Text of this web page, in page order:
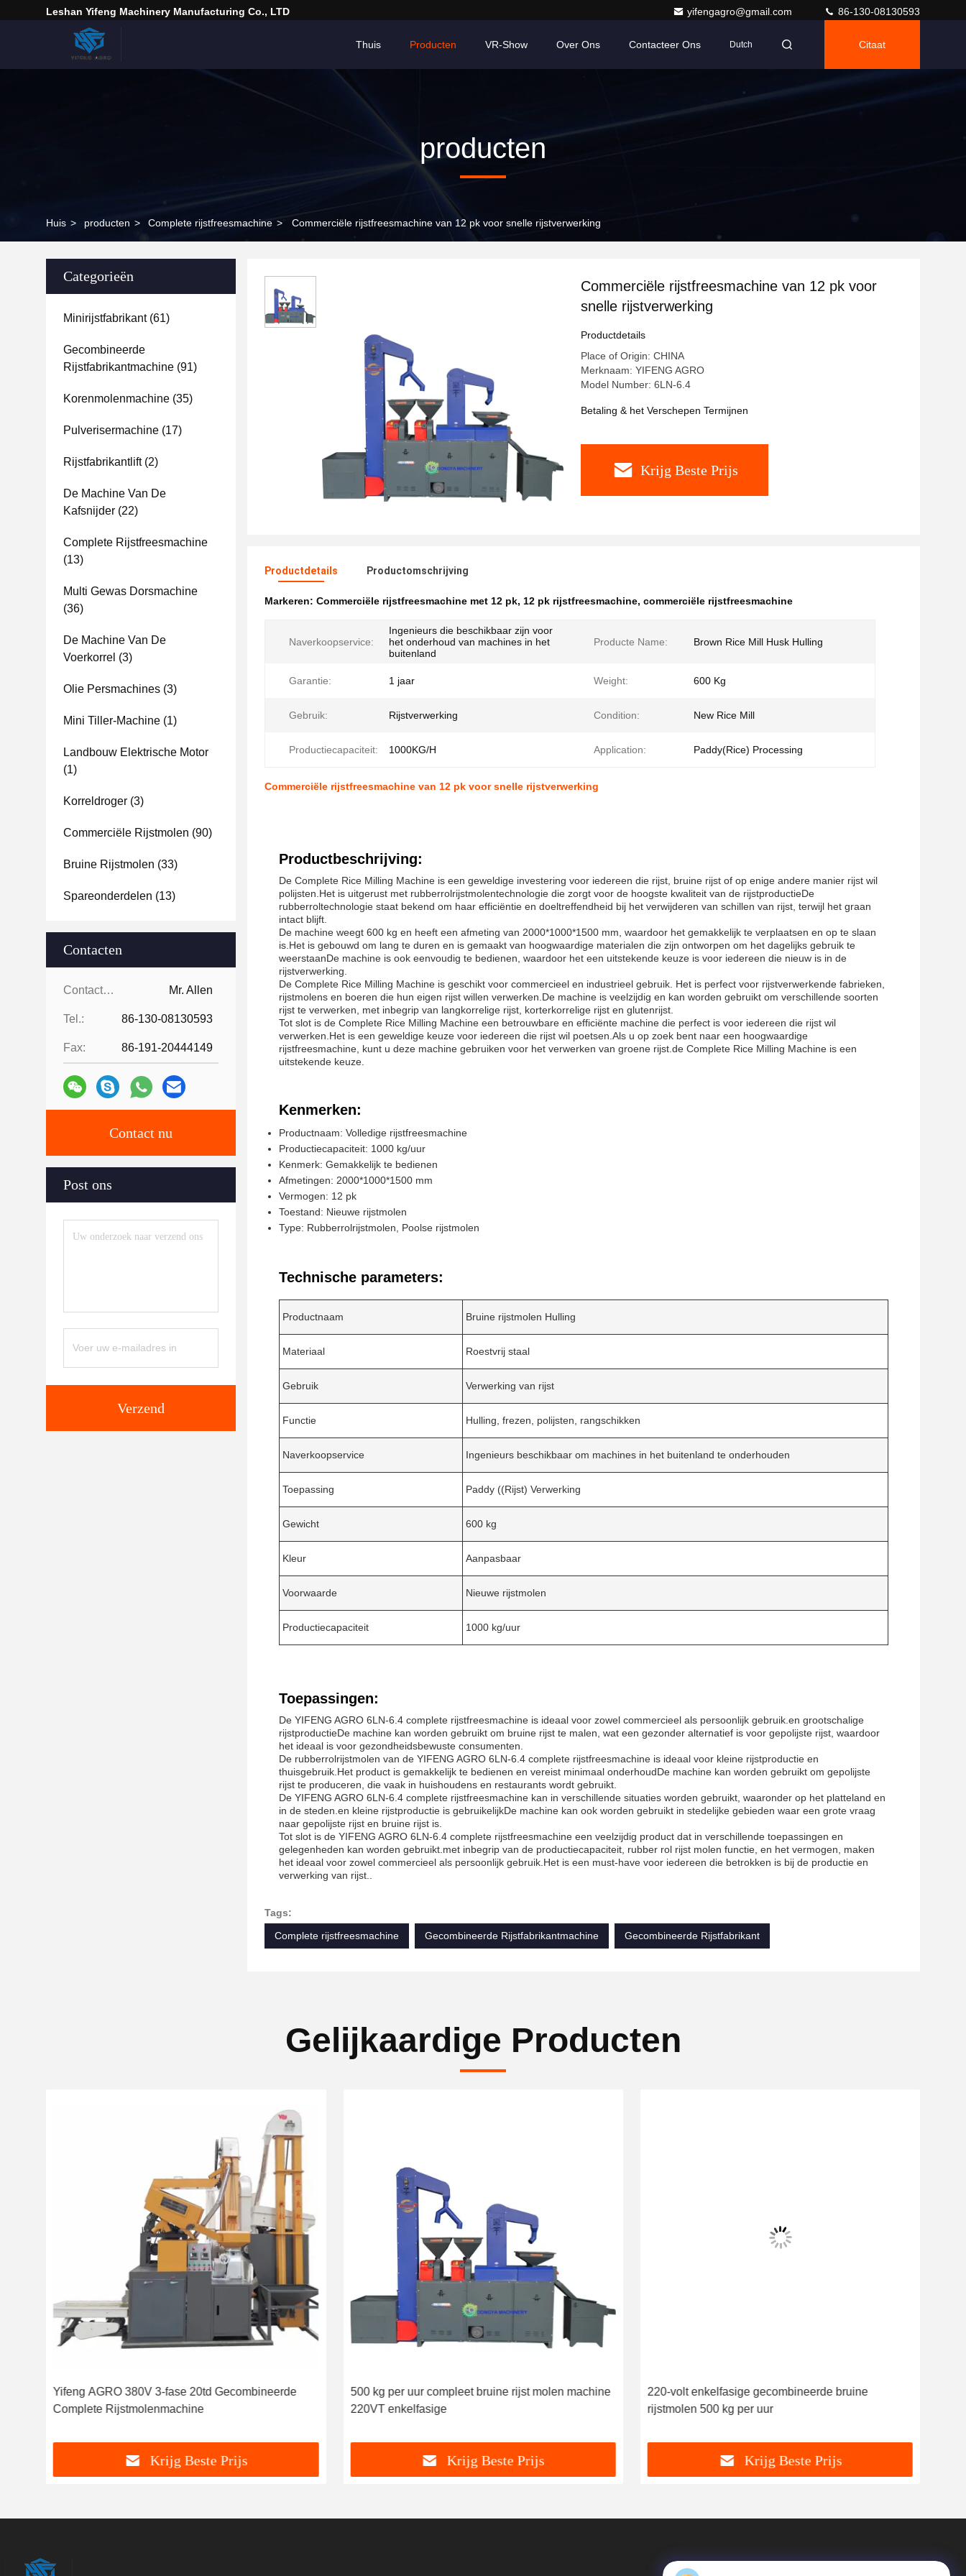
Leshan Yifeng Machinery Manufacturing Co., LTD yifengagro@gmail.com 86-130-08130593
Thuis Producten VR-Show Over Ons Contacteer Ons Dutch Citaat
producten
Huis > producten > Complete rijstfreesmachine > Commerciële rijstfreesmachine van 12 pk voor snelle rijstverwerking
Categorieën
Minirijstfabrikant(61)
Gecombineerde
Rijstfabrikantmachine (91)
Korenmolenmachine (35)
Pulverisermachine (17)
Rijstfabrikantlift(2)
De Machine Van De
Kafsnijder (22)
Complete Rijstfreesmachine
(13)
Multi Gewas Dorsmachine
(36)
De Machine Van De
Voerkorrel (3)
Olie Persmachines (3)
Mini Tiller-Machine (1)
Landbouw Elektrische Motor
(1)
Korreldroger (3)
Commerciële Rijstmolen (90)
Bruine Rijstmolen (33)
Spareonderdelen (13)
Contacten
Contacten: Mr. Allen
Tel.: 86-130-08130593
Fax: 86-191-20444149
Contact nu
Post ons
Verzend
Commerciële rijstfreesmachine van 12 pk voor
snelle rijstverwerking
Productdetails
Place of Origin: CHINA
Merknaam: YIFENG AGRO
Model Number: 6LN-6.4
Betaling & het Verschepen Termijnen
Krijg Beste Prijs
Productdetails Productomschrijving
Markeren: Commerciële rijstfreesmachine met 12 pk, 12 pk rijstfreesmachine, commerciële rijstfreesmachine
Naverkoopservice:
Ingenieurs die beschikbaar zijn voor
het onderhoud van machines in het
buitenland
Producte Name: Brown Rice Mill Husk Hulling
Garantie: 1 jaar Weight: 600 Kg
Gebruik: Rijstverwerking Condition: New Rice Mill
Productiecapaciteit: 1000KG/H Application: Paddy(Rice) Processing
Commerciële rijstfreesmachine van 12 pk voor snelle rijstverwerking
Productbeschrijving:
De Complete Rice Milling Machine is een geweldige investering voor iedereen die rijst, bruine rijst of op enige andere manier rijst wil
polijsten.Het is uitgerust met rubberrolrijstmolentechnologie die zorgt voor de hoogste kwaliteit van de rijstproductieDe
rubberroltechnologie staat bekend om haar efficiëntie en doeltreffendheid bij het verwijderen van schillen van rijst, terwijl het graan
intact blijft.
De machine weegt 600 kg en heeft een afmeting van 2000*1000*1500 mm, waardoor het gemakkelijk te verplaatsen en op te slaan
is.Het is gebouwd om lang te duren en is gemaakt van hoogwaardige materialen die zijn ontworpen om het dagelijks gebruik te
weerstaanDe machine is ook eenvoudig te bedienen, waardoor het een uitstekende keuze is voor iedereen die nieuw is in de
rijstverwerking.
De Complete Rice Milling Machine is geschikt voor commercieel en industrieel gebruik. Het is perfect voor rijstverwerkende fabrieken,
rijstmolens en boeren die hun eigen rijst willen verwerken.De machine is veelzijdig en kan worden gebruikt om verschillende soorten
rijst te verwerken, met inbegrip van langkorrelige rijst, korterkorrelige rijst en glutenrijst.
Tot slot is de Complete Rice Milling Machine een betrouwbare en efficiënte machine die perfect is voor iedereen die rijst wil
verwerken.Het is een geweldige keuze voor iedereen die rijst wil poetsen.Als u op zoek bent naar een hoogwaardige
rijstfreesmachine, kunt u deze machine gebruiken voor het verwerken van groene rijst.de Complete Rice Milling Machine is een
uitstekende keuze.
Kenmerken:
Productnaam: Volledige rijstfreesmachine
Productiecapaciteit: 1000 kg/uur
Kenmerk: Gemakkelijk te bedienen
Afmetingen: 2000*1000*1500 mm
Vermogen: 12 pk
Toestand: Nieuwe rijstmolen
Type: Rubberrolrijstmolen, Poolse rijstmolen
Technische parameters:
Productnaam Bruine rijstmolen Hulling
Materiaal Roestvrij staal
Gebruik Verwerking van rijst
Functie Hulling, frezen, polijsten, rangschikken
Naverkoopservice Ingenieurs beschikbaar om machines in het buitenland te onderhouden
Toepassing Paddy ((Rijst) Verwerking
Gewicht 600 kg
Kleur Aanpasbaar
Voorwaarde Nieuwe rijstmolen
Productiecapaciteit 1000 kg/uur
Toepassingen:
De YIFENG AGRO 6LN-6.4 complete rijstfreesmachine is ideaal voor zowel commercieel als persoonlijk gebruik.en grootschalige
rijstproductieDe machine kan worden gebruikt om bruine rijst te malen, wat een gezonder alternatief is voor gepolijste rijst, waardoor
het ideaal is voor gezondheidsbewuste consumenten.
De rubberrolrijstmolen van de YIFENG AGRO 6LN-6.4 complete rijstfreesmachine is ideaal voor kleine rijstproductie en
thuisgebruik.Het product is gemakkelijk te bedienen en vereist minimaal onderhoudDe machine kan worden gebruikt om gepolijste
rijst te produceren, die vaak in huishoudens en restaurants wordt gebruikt.
De YIFENG AGRO 6LN-6.4 complete rijstfreesmachine kan in verschillende situaties worden gebruikt, waaronder op het platteland en
in de steden.en kleine rijstproductie is gebruikelijkDe machine kan ook worden gebruikt in stedelijke gebieden waar een grote vraag
naar gepolijste rijst en bruine rijst is.
Tot slot is de YIFENG AGRO 6LN-6.4 complete rijstfreesmachine een veelzijdig product dat in verschillende toepassingen en
gelegenheden kan worden gebruikt.met inbegrip van de productiecapaciteit, rubber rol rijst molen functie, en het vermogen, maken
het ideaal voor zowel commercieel als persoonlijk gebruik.Het is een must-have voor iedereen die betrokken is bij de productie en
verwerking van rijst..
Tags:
Complete rijstfreesmachine
Gecombineerde Rijstfabrikantmachine Gecombineerde Rijstfabrikant
Gelijkaardige Producten
Yifeng AGRO 380V 3-fase 20td Gecombineerde
Complete Rijstmolenmachine
Krijg Beste Prijs
500 kg per uur compleet bruine rijst molen machine
220VT enkelfasige
Krijg Beste Prijs
220-volt enkelfasige gecombineerde bruine
rijstmolen 500 kg per uur
Krijg Beste Prijs